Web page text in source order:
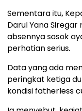
Sementara itu,
Darul Yana
absennya sosok
perhatian serius.
Data yang ada
peringkat ketiga
kondisi fatherless